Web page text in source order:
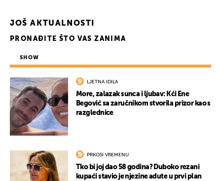
JOŠ AKTUALNOSTI
PRONAĐITE ŠTO VAS ZANIMA
SHOW
LJETNA IDILA
More, zalazak sunca i ljubav: Kći Ene
Begović sa zaručnikom stvorila prizor kao s
razglednice
PRKOSI VREMENU
Tko bi joj dao 58 godina? Duboko rezani
kupaći stavio je njezine adute u prvi plan